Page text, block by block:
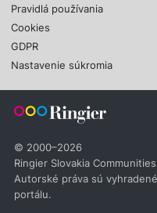
Pravidlá používania
Cookies
GDPR
Nastavenie súkromia
© 2000–2026
Ringier Slovakia
Autorské práva sú
portálu.